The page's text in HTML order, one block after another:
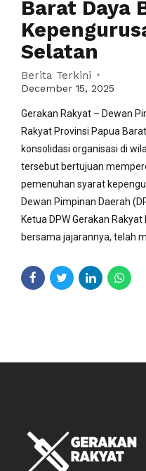
Barat Daya
Selatan
Berita Terkini
December 15, 2025
Gerakan Rakyat – Dewan
Rakyat Provinsi Papua
konsolidasi organisasi di
tersebut bertujuan
pemenuhan syarat
Dewan Pimpinan Daerah
Ketua DPW Gerakan
bersama jajarannya, telah